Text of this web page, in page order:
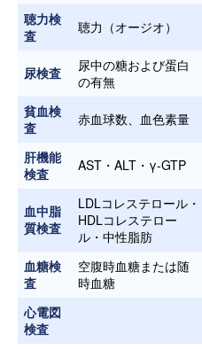
聴力検
査
聴力（オージオ）
尿検査
尿中の糖および蛋白
の有無
貧血検
査
赤血球数、血色素量
肝機能
検査
AST・ALT・γ-GTP
血中脂
質検査
LDLコレステロール・
HDLコレステロー
ル・中性脂肪
血糖検
査
空腹時血糖または随
時血糖
心電図
検査